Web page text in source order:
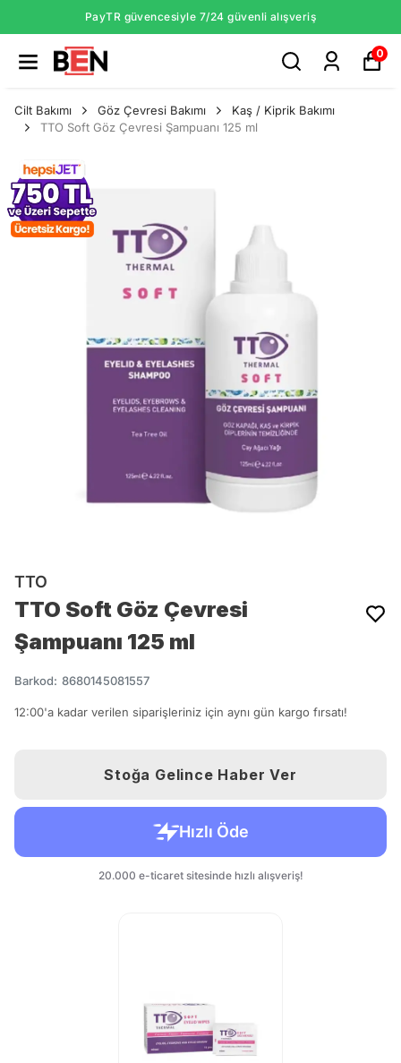
PayTR güvencesiyle 7/24 güvenli alışveriş
0
Cilt Bakımı Göz Çevresi Bakımı
Kaş / Kiprik Bakımı
TTO Soft Göz Çevresi Şampuanı 125 ml
TTO
TTO Soft Göz Çevresi
Şampuanı 125 ml
Barkod: 8680145081557
12:00'a kadar verilen siparişleriniz için aynı gün kargo fırsatı!
Stoğa Gelince Haber Ver